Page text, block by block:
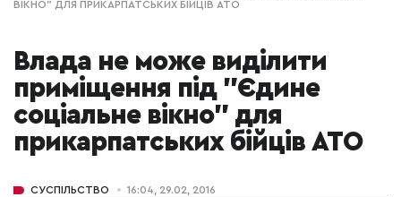
ВІКНО" ДЛЯ ПРИКАРПАТСЬКИХ БІЙЦІВ АТО
Влада не може виділити
приміщення під "Єдине
соціальне вікно" для
прикарпатських бійців АТО
СУСПІЛЬСТВО 16:04, 29.02, 2016